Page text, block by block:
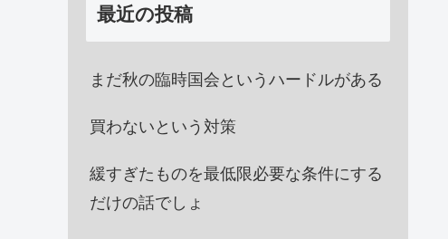
最近の投稿
まだ秋の臨時国会というハードルがある
買わないという対策
緩すぎたものを最低限必要な条件にする
だけの話でしょ